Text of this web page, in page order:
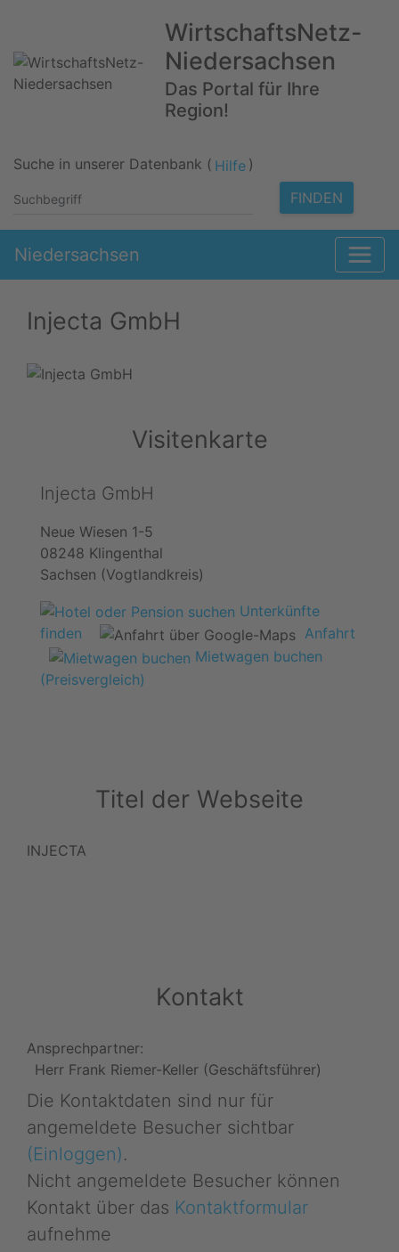
WirtschaftsNetz-
Niedersachsen
Das Portal für Ihre
Region!
Suche in unserer Datenbank ( Hilfe )
FINDEN
Niedersachsen
Injecta GmbH
Visitenkarte
Injecta GmbH
Neue Wiesen 1-5
08248 Klingenthal
Sachsen (Vogtlandkreis)
Unterkünfte
finden
Anfahrt
Mietwagen buchen
(Preisvergleich)
Titel der Webseite
INJECTA
Kontakt
Ansprechpartner:
Herr Frank Riemer-Keller (Geschäftsführer)
Die Kontaktdaten sind nur für
angemeldete Besucher sichtbar
(Einloggen).
Nicht angemeldete Besucher können
Kontakt über das Kontaktformular
aufnehme